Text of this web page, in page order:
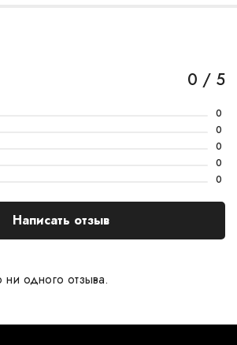
одного отзыва.
0 / 5
0
0
0
0
0
Написать отзыв